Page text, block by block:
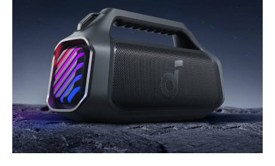
ОСВІТЛЕННЯ РОЗУМНИЙ ДІМ
Розумні сонячні прожектори AiDot